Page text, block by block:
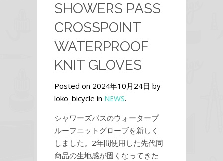
SHOWERS PASS
CROSSPOINT
WATERPROOF
KNIT GLOVES
Posted on 2024年10月24日 by
loko_bicycle in NEWS.
シャワーズパスのウォータープ
ルーフニットグローブを新しく
しました。2年間使用した先代同
商品の生地感が固くなってきた